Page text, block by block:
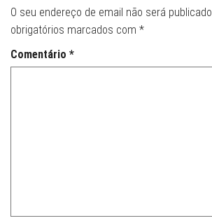
O seu endereço de email não será publicado.
obrigatórios marcados com *
Comentário *